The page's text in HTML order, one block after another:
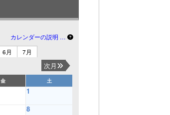
カレンダーの説明 …
6月 7月
次月
金 土
1
8